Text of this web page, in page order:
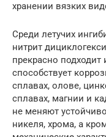
хранении вязких
Среди летучих
нитрит
прекрасно подходит
способствует
сплавах, олове,
сплавах, магнии и
не меняют
никеля, хрома, а